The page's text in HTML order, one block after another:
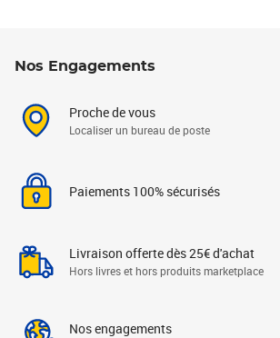
Nos Engagements
Proche de vous
Localiser un bureau de poste
Paiements 100% sécurisés
Livraison offerte dès 25€ d'achat
Hors livres et hors produits marketplace
Nos engagements